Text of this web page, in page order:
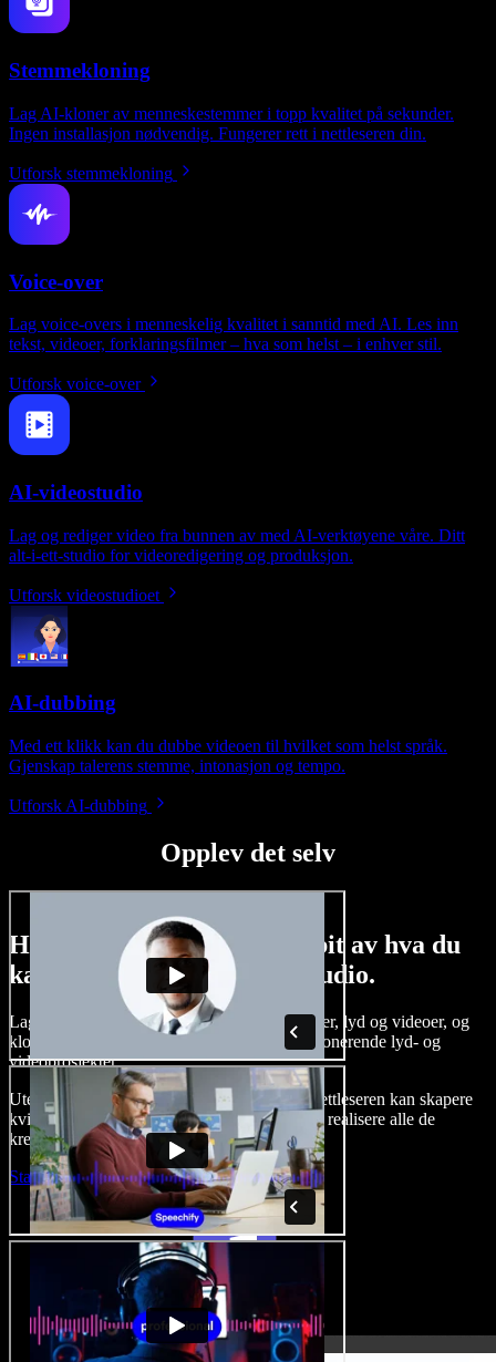
Stemmekloning
Lag AI-kloner av menneskestemmer i topp kvalitet på sekunder.
Ingen installasjon nødvendig. Fungerer rett i nettleseren din.
Utforsk stemmekloning
Voice-over
Lag voice-overs i menneskelig kvalitet i sanntid med AI. Les inn
tekst, videoer, forklaringsfilmer – hva som helst – i enhver stil.
Utforsk voice-over
AI-videostudio
Lag og rediger video fra bunnen av med AI-verktøyene våre. Ditt
alt-i-ett-studio for videoredigering og produksjon.
Utforsk videostudioet
AI-dubbing
Med ett klikk kan du dubbe videoen til hvilket som helst språk.
Gjenskap talerens stemme, intonasjon og tempo.
Utforsk AI-dubbing
Opplev det selv
Her er bare en liten smakebit av hva du
kan gjøre med Speechify Studio.
Lag voice-overs, legg til royaltyfrie stockbilder, lyd og videoer, og
klon stemmen din for å skape komplette, imponerende lyd- og
videoprosjekter.
Uten læringskurve og med alt tilgjengelig i nettleseren kan skapere
kvitte seg med tradisjonelle begrensninger og realisere alle de
kreative ideene sine.
Start Studio